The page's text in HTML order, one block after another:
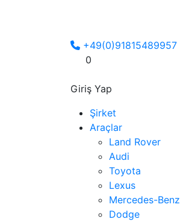
+49(0)91815489957
0
Giriş Yap
Şirket
Araçlar
Land Rover
Audi
Toyota
Lexus
Mercedes-Benz
Dodge